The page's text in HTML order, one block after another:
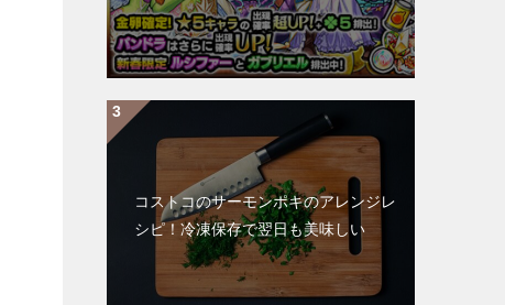
コストコのサーモンポキのアレンジレ
シピ！冷凍保存で翌日も美味しい